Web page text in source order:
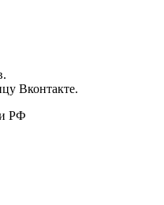
Вконтакте.
РФ